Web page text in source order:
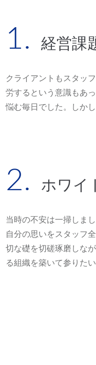
経営課
クライアントもスタッ
労するという意識もあ
悩む毎日でした。しか
ホワイ
当時の不安は一掃しま
自分の思いをスタッフ
切な礎を切磋琢磨しな
る組織を築いて参りた